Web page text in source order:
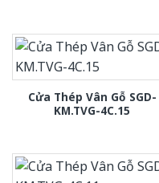
Cửa Thép Vân Gỗ SGD-
KM.TVG-4C.15